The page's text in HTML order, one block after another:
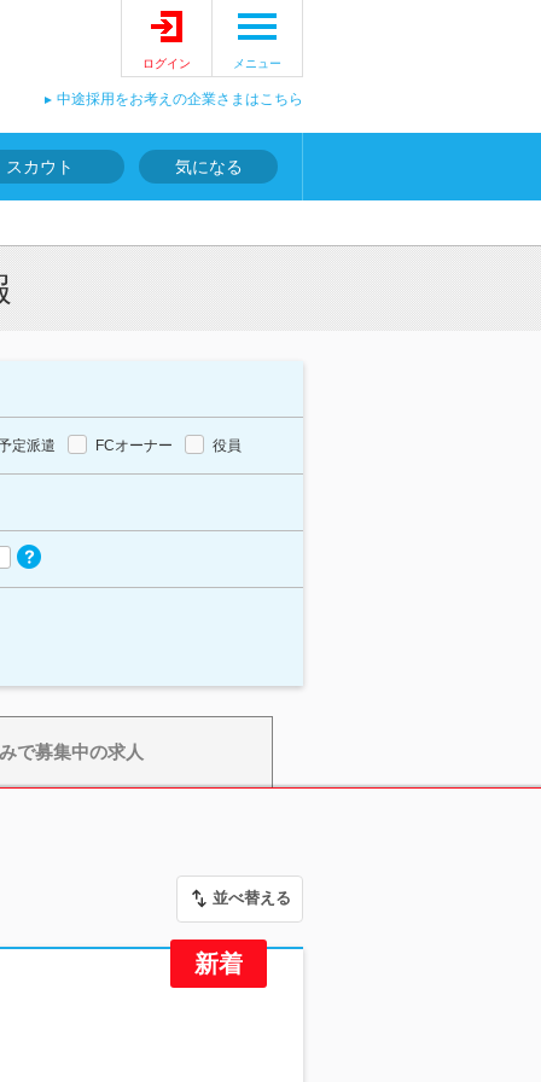
ログイン メニュー
中途採用をお考えの企業さまはこちら
スカウト 気になる
定派遣 FCオーナー 役員
で募集中の求人
並べ替える